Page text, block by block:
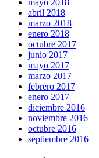
mayo 2018
abril 2018
marzo 2018
enero 2018
octubre 2017
junio 2017
mayo 2017
marzo 2017
febrero 2017
enero 2017
diciembre 2016
noviembre 2016
octubre 2016
septiembre 2016